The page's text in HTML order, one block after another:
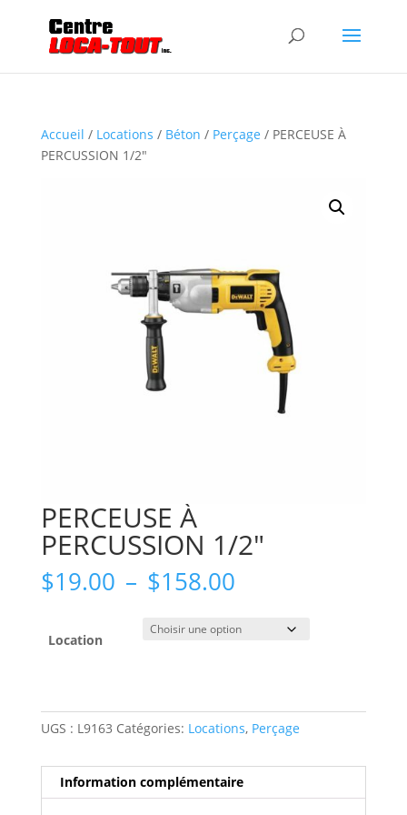
Accueil / Locations / Béton / Perçage / PERCEUSE À
PERCUSSION 1/2″
PERCEUSE À
PERCUSSION 1/2″
$19.00 – $158.00Plage
prix :
$19.00
Location
UGS : L9163 Catégories: Locations, Perçage
Information complémentaire